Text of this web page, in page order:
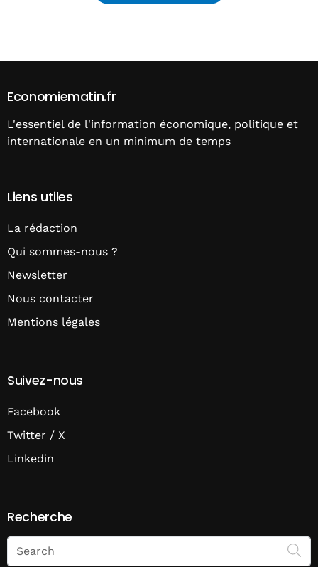
Economiematin.fr
L'essentiel de l'information économique, politique et
internationale en un minimum de temps
Liens utiles
La rédaction
Qui sommes-nous ?
Newsletter
Nous contacter
Mentions légales
Suivez-nous
Facebook
Twitter / X
Linkedin
Recherche
Search
on